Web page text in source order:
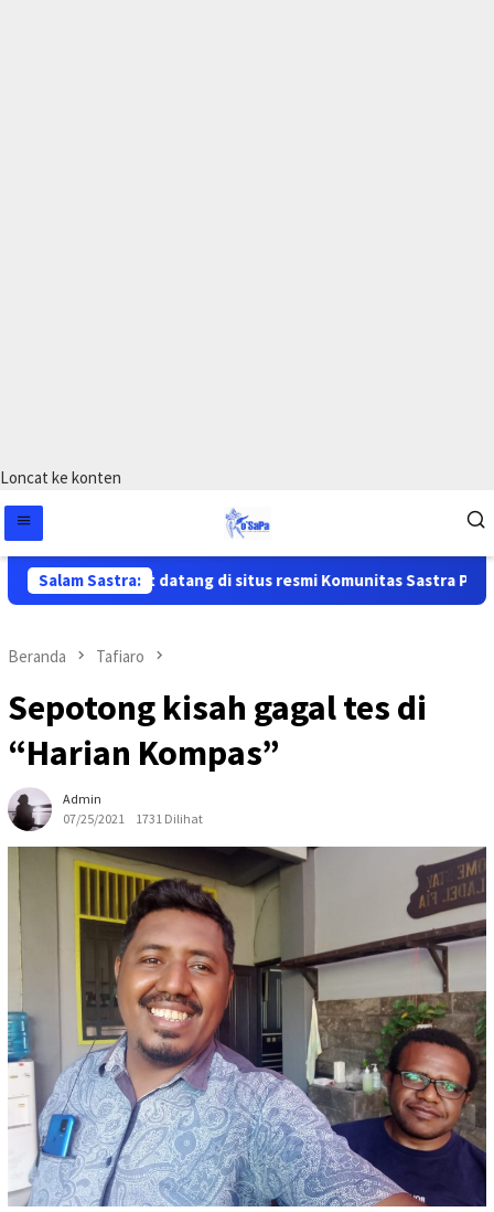
Loncat ke konten
Salam Sastra:
Selamat datang di situs resmi Komunitas Sastra Papua (
Beranda Tafiaro
Sepotong kisah gagal tes di
“Harian Kompas”
Admin
07/25/2021
1731 Dilihat